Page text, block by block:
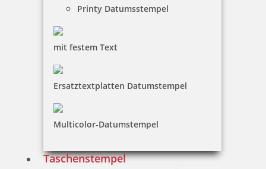
Printy Datumsstempel
mit festem Text
Ersatztextplatten Datumstempel
Multicolor-Datumstempel
Taschenstempel
Trodat Professional 5440 Mehrfarbiger Stempel
94,15 €
Jetzt gestalten